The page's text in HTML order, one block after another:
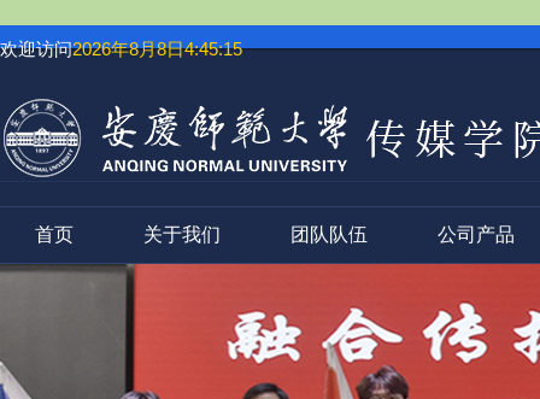
欢迎访问2026年8月8日4:45:16
首页 关于我们 团队队伍 公司产品